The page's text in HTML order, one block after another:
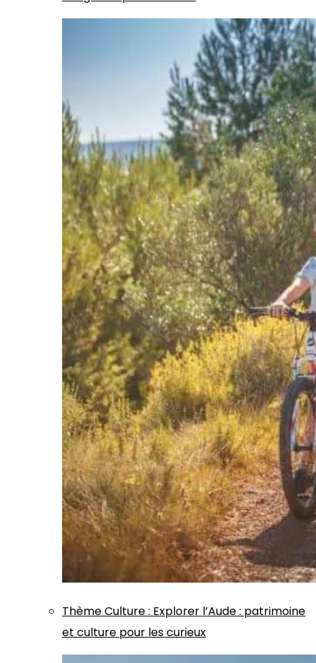
ThèmeCulture: Explorer l’Aude : patrimoine
et culture pour les curieux